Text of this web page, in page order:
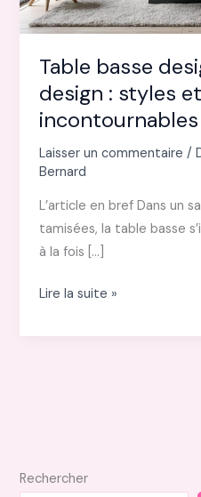
Table basse
design : styles
incontournables
Laisser un commentaire /
Bernard
L’article en bref Dans un
tamisées, la table basse
à la fois […]
Table
design
et
Lire la suite »
Rechercher